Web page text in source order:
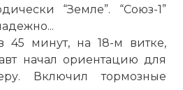
“Земле”. “Союз-1”
45 минут, на 18-м витке,
начал ориентацию для
Включил тормозные